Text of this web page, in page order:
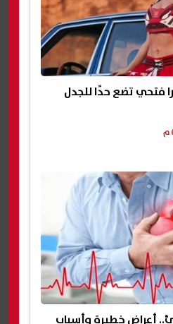
فتحي تضع حدًا للجدل
أعراض خطيرة وأسباب